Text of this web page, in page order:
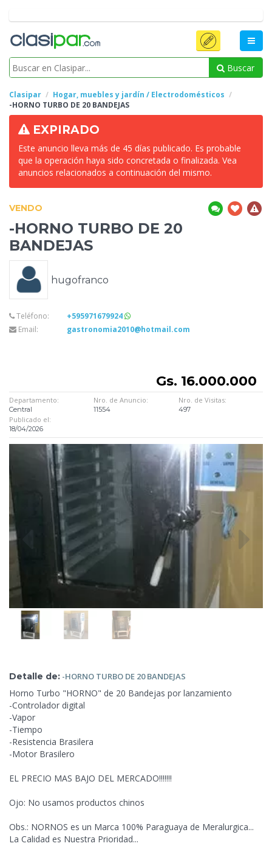
Buscar
Clasipar
Hogar, muebles y jardín / Electrodomésticos
-HORNO TURBO DE 20 BANDEJAS
EXPIRADO
Este anuncio lleva más de 45 días publicado. Es probable
que la operación haya sido concretada o finalizada. Vea
anuncios relacionados a continuación del mismo.
VENDO
-HORNO TURBO DE 20
BANDEJAS
hugofranco
Teléfono:
+595971679924
Email:
gastronomia2010@hotmail.com
Gs. 16.000.000
Departamento:
Central
Nro. de Anuncio:
11554
Nro. de Visitas:
497
Publicado el:
18/04/2026
Detalle de: -HORNO TURBO DE 20 BANDEJAS
Horno Turbo "HORNO" de 20 Bandejas por lanzamiento
-Controlador digital
-Vapor
-Tiempo
-Resistencia Brasilera
-Motor Brasilero
EL PRECIO MAS BAJO DEL MERCADO!!!!!!!
Ojo: No usamos productos chinos
Obs.: NORNOS es un Marca 100% Paraguaya de Meralurgica...
La Calidad es Nuestra Prioridad...